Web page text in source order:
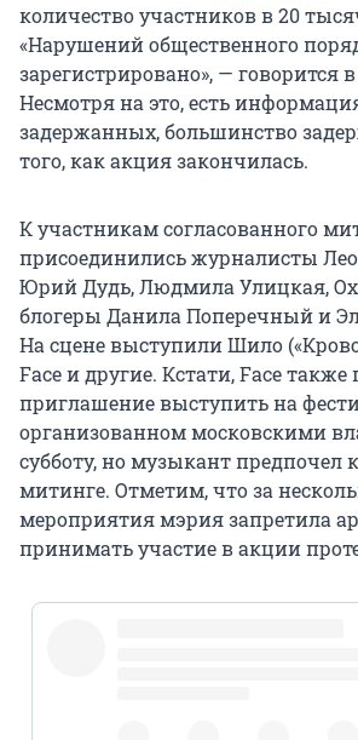
количество участников в 20
«Нарушений общественного
зарегистрировано», — говорится
Несмотря на это, есть
задержанных, большинство
того, как акция закончилась.
К участникам согласованного
присоединились журналисты
Юрий Дудь, Людмила Улицкая,
блогеры Данила Поперечный и
На сцене выступили Шило
Face и другие. Кстати, Face
приглашение выступить на
организованном московскими
субботу, но музыкант предпочел
митинге. Отметим, что за
мероприятия мэрия запретила
принимать участие в акции